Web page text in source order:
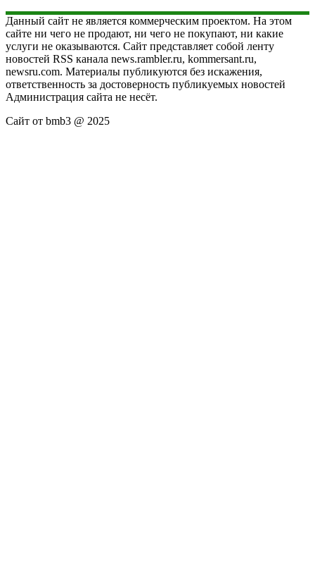
Данный сайт не является коммерческим проектом. На этом
сайте ни чего не продают, ни чего не покупают, ни какие
услуги не оказываются. Сайт представляет собой ленту
новостей RSS канала news.rambler.ru, kommersant.ru,
newsru.com. Материалы публикуются без искажения,
ответственность за достоверность публикуемых новостей
Администрация сайта не несёт.
Сайт от bmb3 @ 2025